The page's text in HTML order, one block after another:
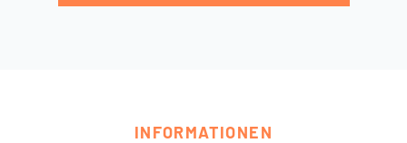
INFORMATIONEN